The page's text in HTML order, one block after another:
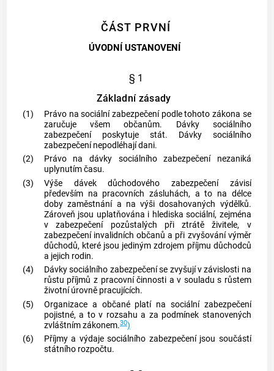
ČÁST PRVNÍ
ÚVODNÍ USTANOVENÍ
§ 1
Základní zásady
(1)
Právo na sociální zabezpečení podle tohoto zákona se
zaručuje všem občanům. Dávky sociálního
zabezpečení poskytuje stát. Dávky sociálního
zabezpečení nepodléhají dani.
(2)
Právo na dávky sociálního zabezpečení nezaniká
uplynutím času.
(3)
Výše dávek důchodového zabezpečení závisí
především na pracovních zásluhách, a to na délce
dobyzaměstnánía na výši dosahovaných výdělků.
Zároveň jsou uplatňována i hlediska sociální, zejména
v zabezpečení pozůstalých při ztrátě živitele, v
zabezpečení invalidních občanů a při zvyšování výměr
důchodů, které jsou jediným zdrojem příjmu důchodců
a jejich rodin.
(4)
Dávky sociálního zabezpečení se zvyšují v závislosti na
růstu příjmů z pracovní činnosti a v souladu s růstem
životní úrovně pracujících.
(5)
Organizacea občané platí na sociální zabezpečení
pojistné, a to v rozsahu a za podmínek stanovených
zvláštním zákonem.30)
(6)
Příjmy a výdaje sociálního zabezpečení jsou součástí
státního rozpočtu.